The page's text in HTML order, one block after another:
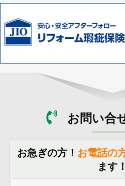
お問い合
お急ぎの方！ お電話の
ます！